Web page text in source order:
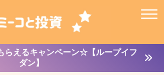
らえるキャンペーン☆【ループイフ
ダン】